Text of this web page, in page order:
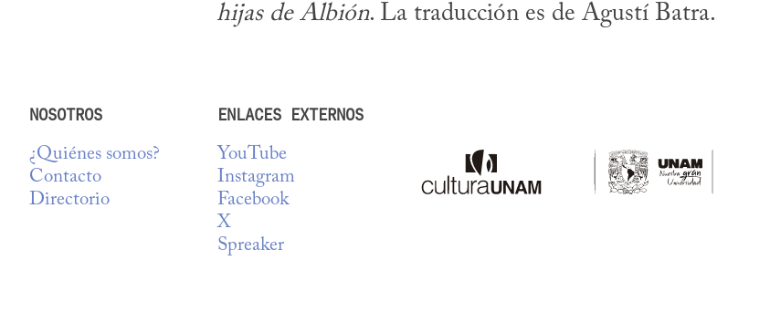
hijas de Albión. La traducción es de Agustí Batra.
NOSOTROS
¿Quiénes somos?
Contacto
Directorio
ENLACES EXTERNOS
YouTube
Instagram
Facebook
X
Spreaker